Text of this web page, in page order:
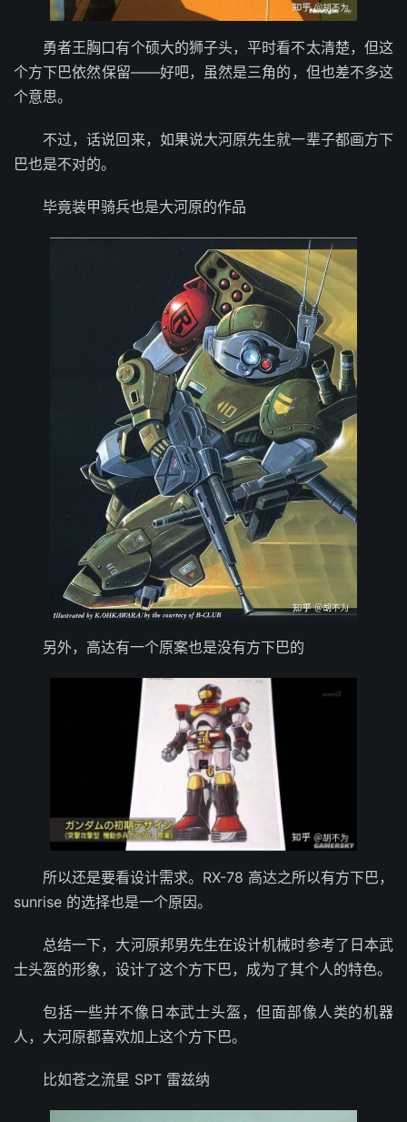
勇者王胸口有个硕大的狮子头，平时看不太清楚，但这
个方下巴依然保留——好吧，虽然是三角的，但也差不多这
个意思。
不过，话说回来，如果说大河原先生就一辈子都画方下
巴也是不对的。
毕竟装甲骑兵也是大河原的作品
另外，高达有一个原案也是没有方下巴的
所以还是要看设计需求。RX-78 高达之所以有方下巴，
sunrise 的选择也是一个原因。
总结一下，大河原邦男先生在设计机械时参考了日本武
士头盔的形象，设计了这个方下巴，成为了其个人的特色。
包括一些并不像日本武士头盔，但面部像人类的机器
人，大河原都喜欢加上这个方下巴。
比如苍之流星 SPT 雷兹纳